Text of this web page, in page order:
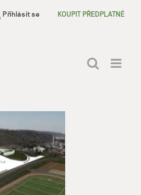
Přihlásit se KOUPIT PŘEDPLATNÉ